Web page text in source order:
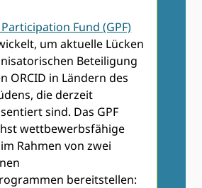
Fund (GPF)
um aktuelle Lücken
Beteiligung
ORCID in Ländern des
die derzeit
sind. Das GPF
wettbewerbsfähige
Rahmen von zwei
bereitstellen: